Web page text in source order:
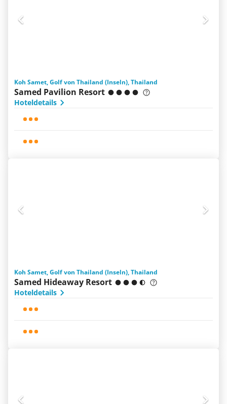
Koh Samet, Golf von Thailand (Inseln), Thailand
Samed Pavilion Resort
Hoteldetails
Koh Samet, Golf von Thailand (Inseln), Thailand
Samed Hideaway Resort
Hoteldetails